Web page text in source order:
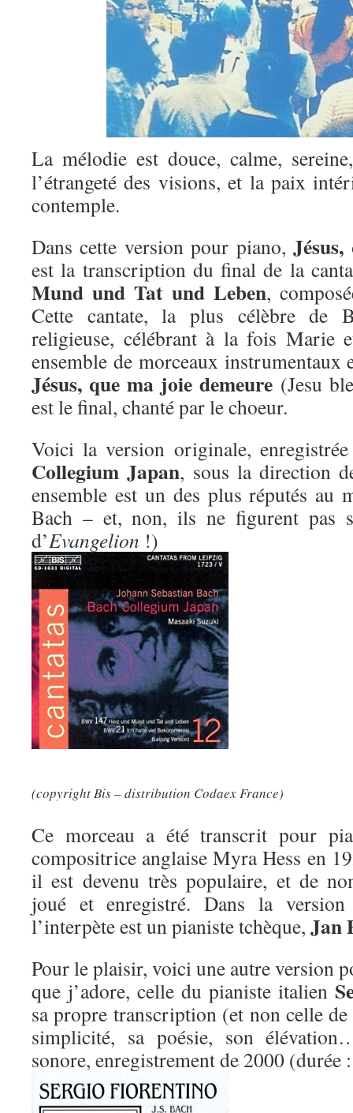
La mélodie est douce, calme,
l’étrangeté des visions, et la paix
contemple.
Dans cette version pour piano,
est la transcription du final de la
Mund und Tat und Leben,
Cette cantate, la plus célèbre de
religieuse, célébrant à la fois Marie
ensemble de morceaux instrumentaux
Jésus, que ma joie demeure (Jesu
est le final, chanté par le choeur.
Voici la version originale,
Collegium Japan, sous la direction
ensemble est un des plus réputés au
Bach – et, non, ils ne figurent pas
d’Evangelion !)
(copyright Bis – distribution Codaex France)
Ce morceau a été transcrit pour
compositrice anglaise Myra Hess en
il est devenu très populaire, et de
joué et enregistré. Dans la version
l’interpète est un pianiste tchèque, Jan
Pour le plaisir, voici une autre version
que j’adore, celle du pianiste italien
sa propre transcription (et non celle
simplicité, sa poésie, son
sonore, enregistrement de 2000 (durée